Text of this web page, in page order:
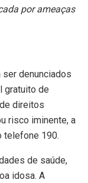
por ameaças
denunciados
gratuito de
direitos
risco iminente, a
telefone 190.
de saúde,
idosa. A